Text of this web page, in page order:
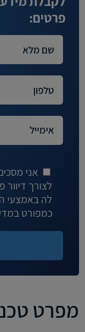
פרטים:
אני
לצורך דיוור
כמפורט
מפרט